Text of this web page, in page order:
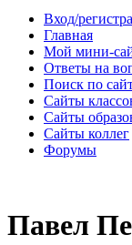
Вход/
Главная
Мой мини-
Ответы на
Поиск по
Сайты
Сайты
Сайты коллег
Форумы
Павел